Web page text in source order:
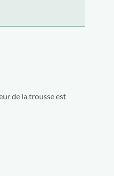
de la trousse est